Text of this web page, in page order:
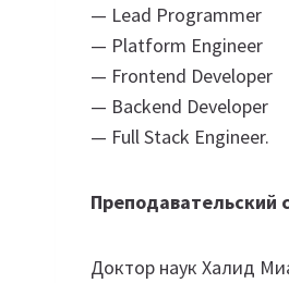
— Lead Programmer
— Platform Engineer
— Frontend Developer
— Backend Developer
— Full Stack Engineer.
Преподавательский
Доктор наук Халид